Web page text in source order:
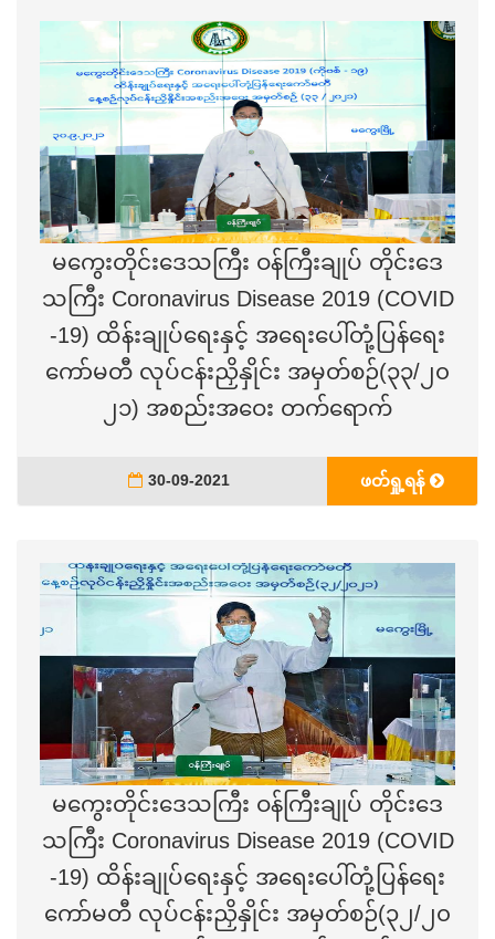
မကွေးတိုင်းဒေသကြီး ဝန်ကြီးချုပ် တိုင်းဒေ
သကြီး Coronavirus Disease 2019 (COVID
-19) ထိန်းချုပ်ရေးနှင့် အရေးပေါ်တုံ့ပြန်ရေး
ကော်မတီ လုပ်ငန်းညှိနှိုင်း အမှတ်စဉ်(၃၃/၂၀
၂၁) အစည်းအဝေး တက်ရောက်
30-09-2021 ဖတ်ရှု့ရန်
မကွေးတိုင်းဒေသကြီး ဝန်ကြီးချုပ် တိုင်းဒေ
သကြီး Coronavirus Disease 2019 (COVID
-19) ထိန်းချုပ်ရေးနှင့် အရေးပေါ်တုံ့ပြန်ရေး
ကော်မတီ လုပ်ငန်းညှိနှိုင်း အမှတ်စဉ်(၃၂/၂၀